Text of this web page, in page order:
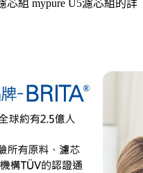
芯組 mypure U5濾芯組的詳